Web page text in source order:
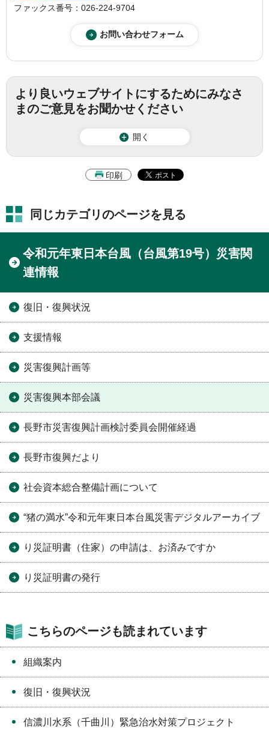
ファックス番号：026-224-9704
より良いウェブサイトにするためにみなさ
まのご意見をお聞かせください
開く
印刷
同じカテゴリのページを見る
令和元年東日本台風（台風第19号）災害関
連情報
復旧・復興状況
支援情報
災害復興計画等
災害復興本部会議
長野市災害復興計画検討委員会開催経過
長野市復興だより
社会資本総合整備計画について
“猪の満水”令和元年東日本台風災害デジタルアーカイブ
り災証明書（住家）の申請は、お済みですか
り災証明書の発行
こちらのページも読まれています
組織案内
復旧・復興状況
信濃川水系（千曲川）緊急治水対策プロジェクト